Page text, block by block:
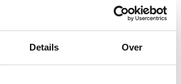
Details Over
wisselen en klein